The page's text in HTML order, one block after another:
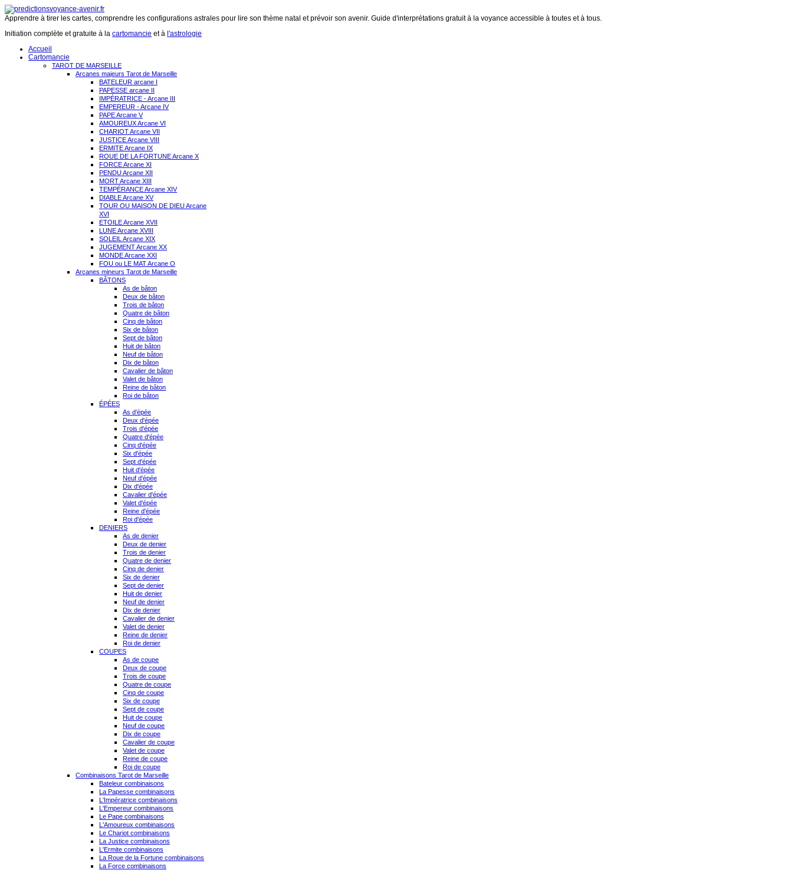
Apprendre à tirer les cartes, comprendre les configurations astrales pour lire son thème natal et prévoir son avenir. Guide d'interprétations gratuit à la voyance accessible à toutes et à tous.
Initiation complète et gratuite à la cartomancie et à l'astrologie
Accueil
Cartomancie
TAROT DE MARSEILLE
Arcanes majeurs Tarot de Marseille
BATELEUR arcane I
PAPESSE arcane II
IMPÉRATRICE - Arcane III
EMPEREUR - Arcane IV
PAPE Arcane V
AMOUREUX Arcane VI
CHARIOT Arcane VII
JUSTICE Arcane VIII
ERMITE Arcane IX
ROUE DE LA FORTUNE Arcane X
FORCE Arcane XI
PENDU Arcane XII
MORT Arcane XIII
TEMPÉRANCE Arcane XIV
DIABLE Arcane XV
TOUR OU MAISON DE DIEU Arcane
XVI
ETOILE Arcane XVII
LUNE Arcane XVIII
SOLEIL Arcane XIX
JUGEMENT Arcane XX
MONDE Arcane XXI
FOU ou LE MAT Arcane O
Arcanes mineurs Tarot de Marseille
BÂTONS
As de bâton
Deux de bâton
Trois de bâton
Quatre de bâton
Cinq de bâton
Six de bâton
Sept de bâton
Huit de bâton
Neuf de bâton
Dix de bâton
Cavalier de bâton
Valet de bâton
Reine de bâton
Roi de bâton
ÉPÉES
As d'épée
Deux d'épée
Trois d'épée
Quatre d'épée
Cinq d'épée
Six d'épée
Sept d'épée
Huit d'épée
Neuf d'épée
Dix d'épée
Cavalier d'épée
Valet d'épée
Reine d'épée
Roi d'épée
DENIERS
As de denier
Deux de denier
Trois de denier
Quatre de denier
Cinq de denier
Six de denier
Sept de denier
Huit de denier
Neuf de denier
Dix de denier
Cavalier de denier
Valet de denier
Reine de denier
Roi de denier
COUPES
As de coupe
Deux de coupe
Trois de coupe
Quatre de coupe
Cinq de coupe
Six de coupe
Sept de coupe
Huit de coupe
Neuf de coupe
Dix de coupe
Cavalier de coupe
Valet de coupe
Reine de coupe
Roi de coupe
Combinaisons Tarot de Marseille
Bateleur combinaisons
La Papesse combinaisons
L'Impératrice combinaisons
L'Empereur combinaisons
Le Pape combinaisons
L'Amoureux combinaisons
Le Chariot combinaisons
La Justice combinaisons
L'Ermite combinaisons
La Roue de la Fortune combinaisons
La Force combinaisons